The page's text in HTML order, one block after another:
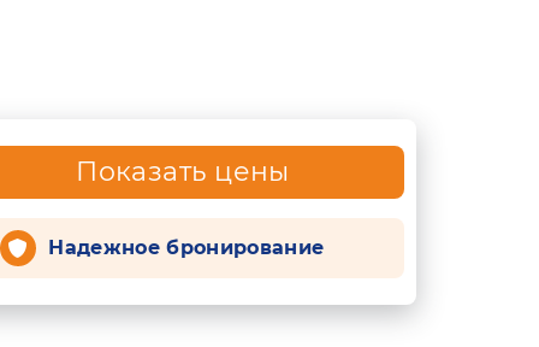
Показать цены
Надежное бронирование